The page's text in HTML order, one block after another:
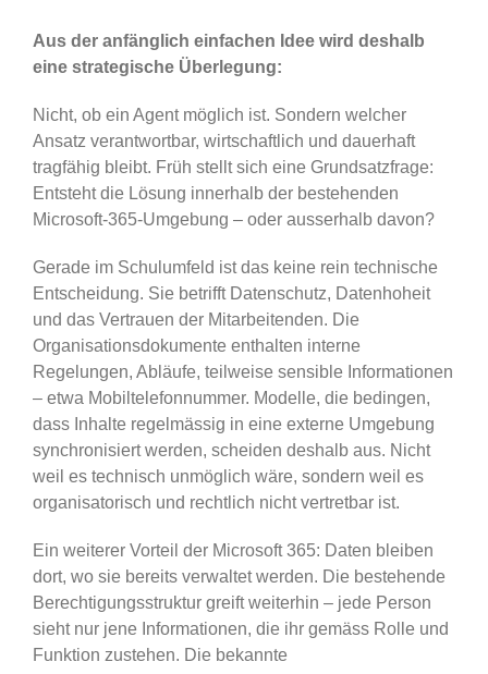
Aus der anfänglich einfachen Idee wird deshalb
eine strategische Überlegung:
Nicht, ob ein Agent möglich ist. Sondern welcher
Ansatz verantwortbar, wirtschaftlich und dauerhaft
tragfähig bleibt. Früh stellt sich eine Grundsatzfrage:
Entsteht die Lösung innerhalb der bestehenden
Microsoft-365-Umgebung – oder ausserhalb davon?
Gerade im Schulumfeld ist das keine rein technische
Entscheidung. Sie betrifft Datenschutz, Datenhoheit
und das Vertrauen der Mitarbeitenden. Die
Organisationsdokumente enthalten interne
Regelungen, Abläufe, teilweise sensible Informationen
– etwa Mobiltelefonnummer. Modelle, die bedingen,
dass Inhalte regelmässig in eine externe Umgebung
synchronisiert werden, scheiden deshalb aus. Nicht
weil es technisch unmöglich wäre, sondern weil es
organisatorisch und rechtlich nicht vertretbar ist.
Ein weiterer Vorteil der Microsoft 365: Daten bleiben
dort, wo sie bereits verwaltet werden. Die bestehende
Berechtigungsstruktur greift weiterhin – jede Person
sieht nur jene Informationen, die ihr gemäss Rolle und
Funktion zustehen. Die bekannte